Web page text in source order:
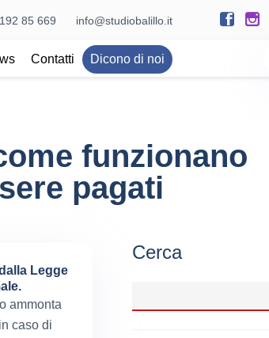
85 669 info@studiobalillo.it
Contatti Dicono di noi
funzionano
pagati
Legge
ammonta
caso di
Cerca